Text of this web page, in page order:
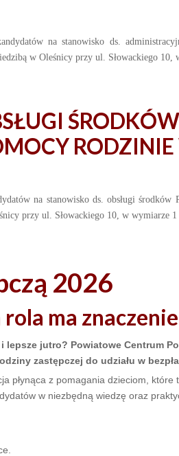
na stanowisko ds.
w Oleśnicy przy ul. Słowackiego 10,
na stanowisko ds. obsługi środków
przy ul. Słowackiego 10, w wymiarze 1
2026
ma
jutro? Powiatowe Centrum
zastępczej do udziału w
płynąca z pomagania dzieciom, które
w niezbędną wiedzę oraz